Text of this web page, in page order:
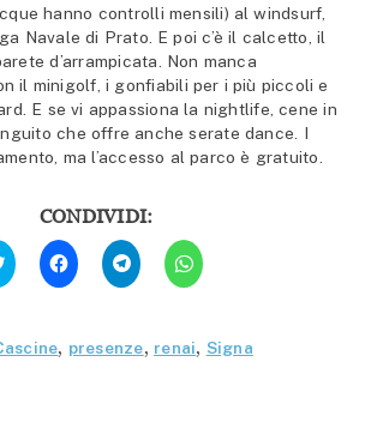
hanno controlli mensili) al windsurf,
Navale di Prato. E poi c’è il calcetto, il
d’arrampicata. Non manca
il minigolf, i gonfiabili per i più piccoli e
E se vi appassiona la nightlife, cene in
che offre anche serate dance. I
ma l’accesso al parco è gratuito.
CONDIVIDI:
Fai
clic
qui
Twitter
(Si
Fai
clic
per
condividere
(Si
apre
Fai
clic
per
condividere
(Si
apre
Fai
clic
per
(Si
apre
, presenze, renai, Signa